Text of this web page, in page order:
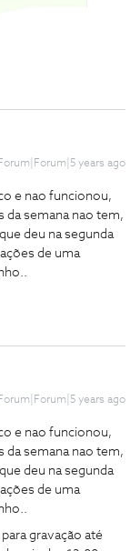
Forum|Forum|5 years ago
e nao funcionou,
da semana nao tem,
deu na segunda
de uma
Forum|Forum|5 years ago
e nao funcionou,
da semana nao tem,
deu na segunda
de uma
gravação até